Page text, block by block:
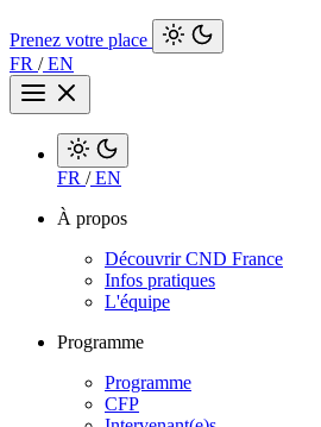
Prenez votre place
FR /EN
FR /EN
À propos
Découvrir CND France
Infos pratiques
L'équipe
Programme
Programme
CFP